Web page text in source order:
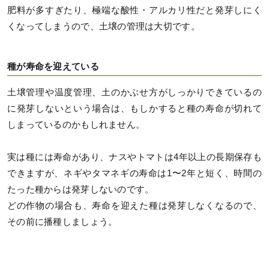
肥料が多すぎたり、極端な酸性・アルカリ性だと発芽しにく
くなってしまうので、土壌の管理は大切です。
種が寿命を迎えている
土壌管理や温度管理、土のかぶせ方がしっかりできているの
に発芽しないという場合は、もしかすると種の寿命が切れて
しまっているのかもしれません。
実は種には寿命があり、ナスやトマトは4年以上の長期保存も
できますが、ネギやタマネギの寿命は1〜2年と短く、時間の
たった種からは発芽しないのです。
どの作物の場合も、寿命を迎えた種は発芽しなくなるので、
その前に播種しましょう。